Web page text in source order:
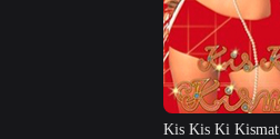
Kis Kis Ki Kismat